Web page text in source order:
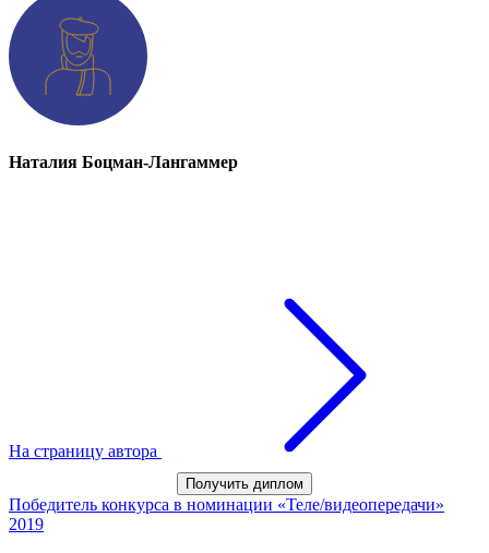
Наталия Боцман-Лангаммер
На страницу автора
Получить диплом
Победитель конкурса в номинации «Теле/видеопередачи»
2019